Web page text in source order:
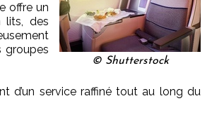
© Shutterstock
offre un
lits, des
groupes
d’un service raffiné tout au long du